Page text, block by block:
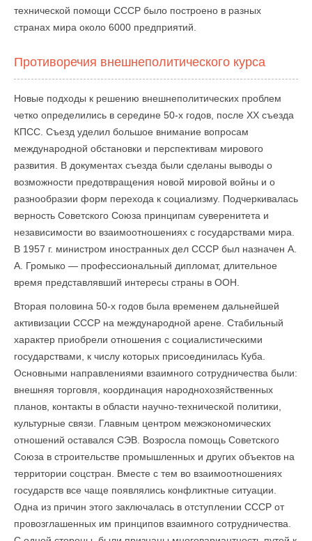
технической помощи СССР было построено в разных
странах мира около 6000 предприятий.
Противоречия внешнеполитического курса
Новые подходы к решению внешнеполитических проблем
четко определились в середине 50-х годов, после XX съезда
КПСС. Съезд уделил большое внимание вопросам
международной обстановки и перспективам мирового
развития. В документах съезда были сделаны выводы о
возможности предотвращения новой мировой войны и о
разнообразии форм перехода к социализму. Подчеркивалась
верность Советского Союза принципам суверенитета и
независимости во взаимоотношениях с государствами мира.
В 1957 г. министром иностранных дел СССР был назначен А.
А. Громыко — профессиональный дипломат, длительное
время представлявший интересы страны в ООН.
Вторая половина 50-х годов была временем дальнейшей
активизации СССР на международной арене. Стабильный
характер приобрели отношения с социалистическими
государствами, к числу которых присоединилась Куба.
Основными направлениями взаимного сотрудничества были:
внешняя торговля, координация народнохозяйственных
планов, контакты в области научно-технической политики,
культурные связи. Главным центром межэкономических
отношений оставался СЭВ. Возросла помощь Советского
Союза в строительстве промышленных и других объектов на
территории соцстран. Вместе с тем во взаимоотношениях
государств все чаще появлялись конфликтные ситуации.
Одна из причин этого заключалась в отступлении СССР от
провозглашенных им принципов взаимного сотрудничества.